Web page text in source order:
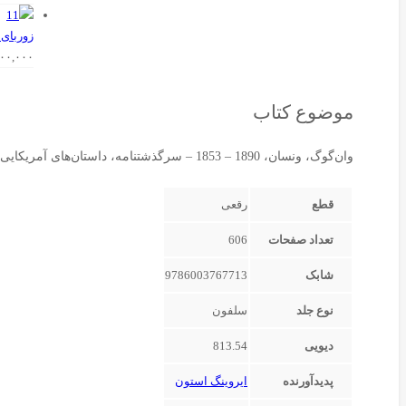
موضوع کتاب
وان‌گوگ، ونسان، 1890 – 1853 – سرگذشتنامه، داستان‌های آمریکایی – قرن 20م.، نقاشان – هلند – داستان،
قطع رقعی‌
تعداد صفحات 606
شابک 9786003767713
نوع جلد سلفون‌
دیویی 813.54
پدیدآورنده ایروینگ استون